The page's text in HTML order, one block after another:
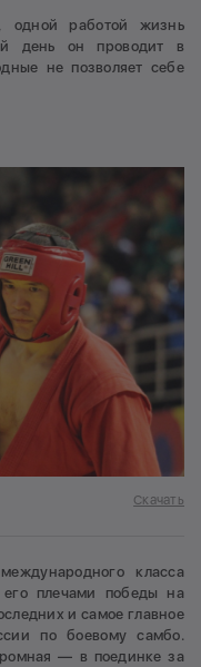
одной работой жизнь
день он проводит в
не позволяет себе
Скачать
класса
плечами победы на
и самое главное
по боевому самбо.
— в поединке за